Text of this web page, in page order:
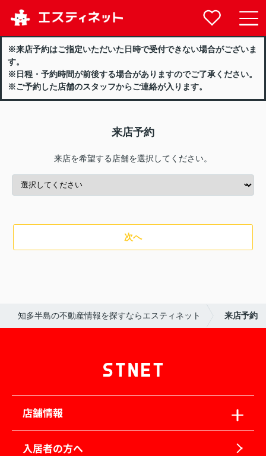
※来店予約はご指定いただいた日時で受付できない場合がございま
す。
※日程・予約時間が前後する場合がありますのでご了承ください。
※ご予約した店舗のスタッフからご連絡が入ります。
来店予約
来店を希望する店舗を選択してください。
次へ
知多半島の不動産情報を探すならエスティネット 来店予約
店舗情報
入居者の方へ